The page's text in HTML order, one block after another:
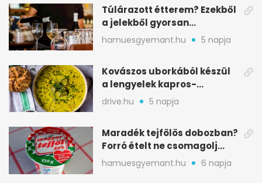
Túlárazott étterem? Ezekből
a jelekből gyorsan
észreveheted
hamuesgyemant.hu 5 napja
Kovászos uborkából készül
a lengyelek kapros-
savanykás levese
drive.hu 5 napja
Maradék tejfölös dobozban?
Forró ételt ne csomagolj
ilyen tégelybe
hamuesgyemant.hu 6 napja